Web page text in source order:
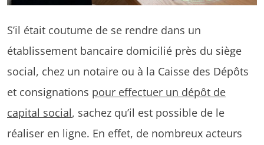
S’il était coutume de se rendre dans un
établissement bancaire domicilié près du siège
social, chez un notaire ou à la Caisse des Dépôts
et consignations pour effectuer un dépôt de
capital social, sachez qu’il est possible de le
réaliser en ligne. En effet, de nombreux acteurs